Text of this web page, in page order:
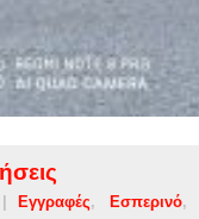
Εγγραφές Εσπερινό